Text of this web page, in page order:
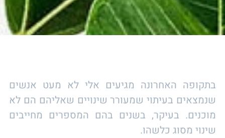
בתקופה האחרונה מגיעים אלי לא מעט אנשים
שנמצאים בעיתוי שמעורר שינויים שאליהם הם לא
מוכנים. בעיקר, בשנים בהם המספרים מחייבים
שינוי מסוג כלשהו.